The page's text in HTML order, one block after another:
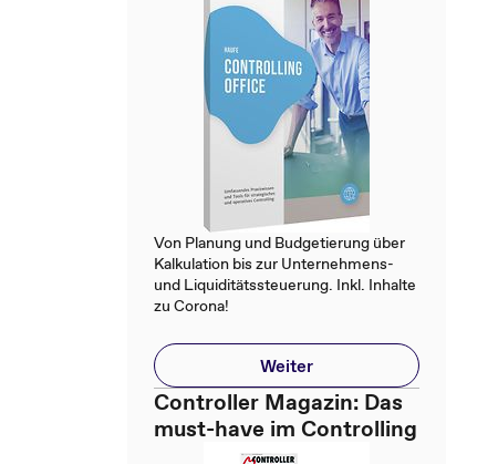
Von Planung und Budgetierung über
Kalkulation bis zur Unternehmens-
und Liquiditätssteuerung. Inkl. Inhalte
zu Corona!
Weiter
Controller Magazin: Das
must-have im Controlling